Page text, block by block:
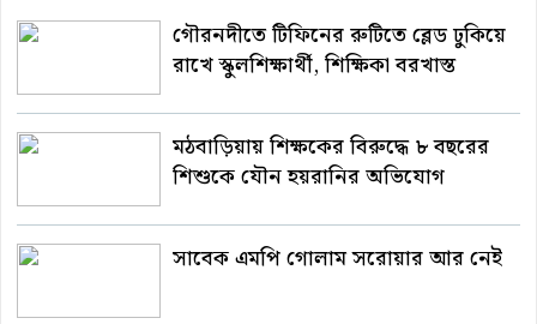
গৌরনদীতে টিফিনের রুটিতে ব্লেড ঢুকিয়ে
রাখে স্কুলশিক্ষার্থী, শিক্ষিকা বরখাস্ত
মঠবাড়িয়ায় শিক্ষকের বিরুদ্ধে ৮ বছরের
শিশুকে যৌন হয়রানির অভিযোগ
সাবেক এমপি গোলাম সরোয়ার আর নেই